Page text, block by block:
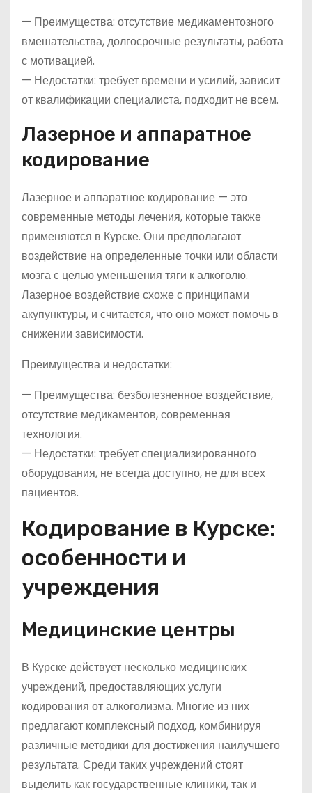
— Преимущества: отсутствие медикаментозного
вмешательства, долгосрочные результаты, работа
с мотивацией.
— Недостатки: требует времени и усилий, зависит
от квалификации специалиста, подходит не всем.
Лазерное и аппаратное
кодирование
Лазерное и аппаратное кодирование — это
современные методы лечения, которые также
применяются в Курске. Они предполагают
воздействие на определенные точки или области
мозга с целью уменьшения тяги к алкоголю.
Лазерное воздействие схоже с принципами
акупунктуры, и считается, что оно может помочь в
снижении зависимости.
Преимущества и недостатки:
— Преимущества: безболезненное воздействие,
отсутствие медикаментов, современная
технология.
— Недостатки: требует специализированного
оборудования, не всегда доступно, не для всех
пациентов.
Кодирование в Курске:
особенности и
учреждения
Медицинские центры
В Курске действует несколько медицинских
учреждений, предоставляющих услуги
кодирования от алкоголизма. Многие из них
предлагают комплексный подход, комбинируя
различные методики для достижения наилучшего
результата. Среди таких учреждений стоят
выделить как государственные клиники, так и